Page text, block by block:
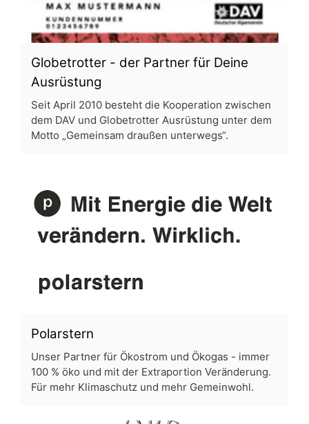
Globetrotter - der Partner für Deine
Ausrüstung
Seit April 2010 besteht die Kooperation zwischen
dem DAV und Globetrotter Ausrüstung unter dem
Motto „Gemeinsam draußen unterwegs“.
Polarstern
Unser Partner für Ökostrom und Ökogas - immer
100 % öko und mit der Extraportion Veränderung.
Für mehr Klimaschutz und mehr Gemeinwohl.